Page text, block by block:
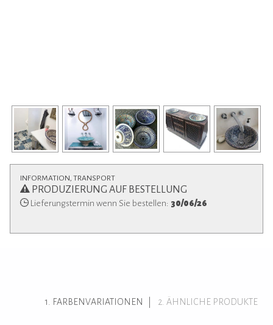
INFORMATION, TRANSPORT
PRODUZIERUNG AUF BESTELLUNG
Lieferungstermin wenn Sie bestellen: 30/06/26
FARBENVARIATIONEN ÄHNLICHE PRODUKTE